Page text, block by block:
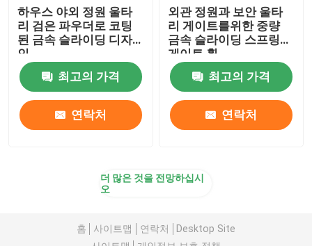
하우스 야외 정원 울타
리 검은 파우더로 코팅
된 금속 슬라이딩 디자
인
최고의 가격
연락처
외관 정원과 보안 울타
리 게이트를위한 중량
금속 슬라이딩 스프링
게이트 휠
최고의 가격
연락처
더 많은 것을 전망하십시
오
홈 사이트맵 연락처
Desktop Site